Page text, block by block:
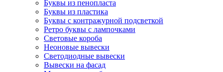
Буквы из пенопласта
Буквы из пластика
Буквы с контражурной подсветкой
Ретро буквы с лампочками
Световые короба
Неоновые вывески
Светодиодные вывески
Вывески на фасад